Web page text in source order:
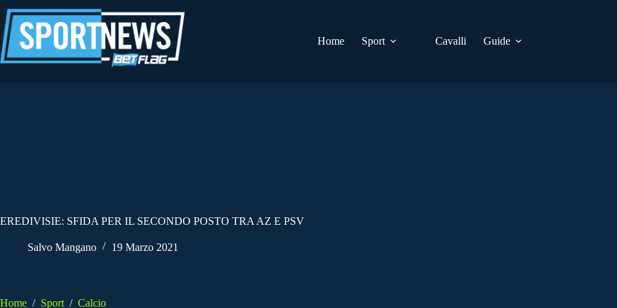
al
contenuto
Home
Sport Cavalli Guide
EREDIVISIE: SFIDA PER IL SECONDO POSTO TRA AZ E PSV
Salvo Mangano 19 Marzo 2021
Home / Sport / Calcio